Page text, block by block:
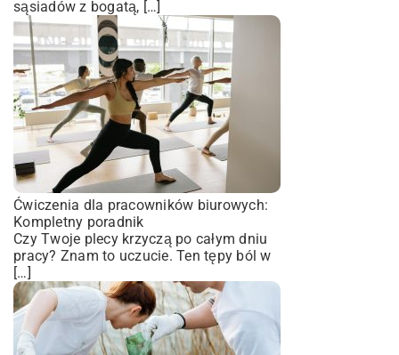
sąsiadów z bogatą, […]
Ćwiczenia dla pracowników biurowych:
Kompletny poradnik
Czy Twoje plecy krzyczą po całym dniu
pracy? Znam to uczucie. Ten tępy ból w
[…]